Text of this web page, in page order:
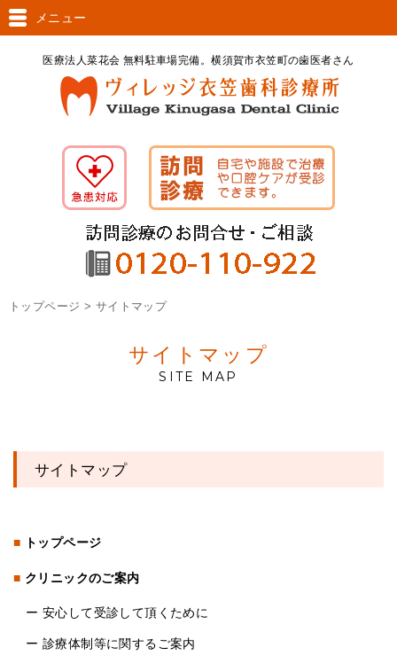
医療法人菜花会 無料駐車場完備。横須賀市衣笠町の歯医者さん
メニュー
トップページ > サイトマップ
サイトマップ
SITE MAP
サイトマップ
トップページ
クリニックのご案内
ー 安心して受診して頂くために
ー 診療体制等に関するご案内